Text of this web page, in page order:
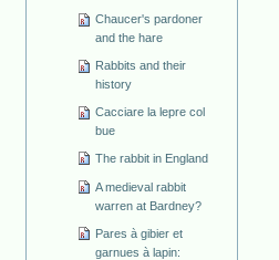
Chaucer's pardoner
and the hare
Rabbits and their
history
Cacciare la lepre col
bue
The rabbit in England
A medieval rabbit
warren at Bardney?
Pares à gibier et
garnues à lapin: